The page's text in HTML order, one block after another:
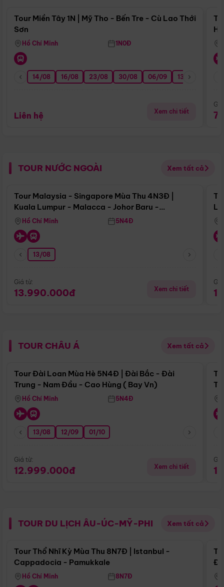
Tour Miền Tây 1N | Mỹ Tho - Bến Tre - Cù Lao Thới
Sơn
Hồ Chí Minh 1N0Đ
14/08 16/08 23/08 30/08 06/09 13/09
Liên hệ Xem chi tiết
TOUR NƯỚC NGOÀI Xem tất cả
Điểm nổi bật
Tour Malaysia - Singapore Mùa Thu 4N3Đ |
Kuala Lumpur - Malacca - Johor Baru -
Singapore
Hồ Chí Minh 5N4Đ
13/08
Giá từ:
13.990.000đ Xem chi tiết
TOUR CHÂU Á Xem tất cả
Điểm nổi bật
Tour Đài Loan Mùa Hè 5N4Đ | Đài Bắc - Đài
Trung - Nam Đầu - Cao Hùng ( Bay Vn)
Hồ Chí Minh 5N4Đ
13/08 12/09 01/10
Giá từ:
12.999.000đ Xem chi tiết
TOUR DU LỊCH ÂU-ÚC-MỸ-PHI Xem tất cả
Điểm nổi bật
Tour Thổ Nhĩ Kỳ Mùa Thu 8N7Đ | Istanbul -
Cappadocia - Pamukkale
Hồ Chí Minh 8N7Đ